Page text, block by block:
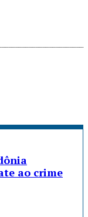
ao crime